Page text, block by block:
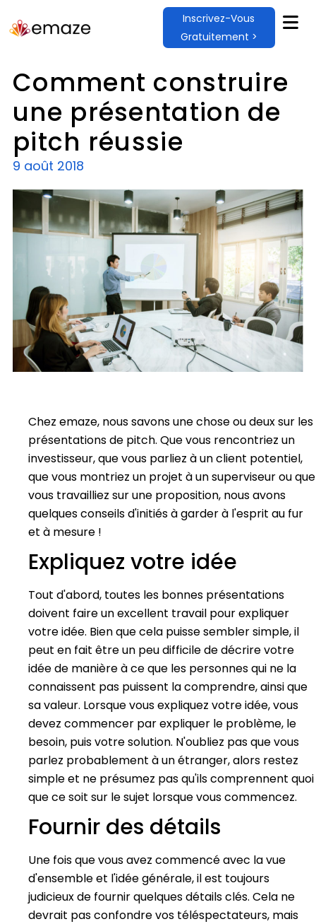
Inscrivez-Vous
Gratuitement >
Comment construire
une présentation de
pitch réussie
9 août 2018
Chez emaze, nous savons une chose ou deux sur les
présentations de pitch. Que vous rencontriez un
investisseur, que vous parliez à un client potentiel,
que vous montriez un projet à un superviseur ou que
vous travailliez sur une proposition, nous avons
quelques conseils d'initiés à garder à l'esprit au fur
et à mesure !
Expliquez votre idée
Tout d'abord, toutes les bonnes présentations
doivent faire un excellent travail pour expliquer
votre idée. Bien que cela puisse sembler simple, il
peut en fait être un peu difficile de décrire votre
idée de manière à ce que les personnes qui ne la
connaissent pas puissent la comprendre, ainsi que
sa valeur. Lorsque vous expliquez votre idée, vous
devez commencer par expliquer le problème, le
besoin, puis votre solution. N'oubliez pas que vous
parlez probablement à un étranger, alors restez
simple et ne présumez pas qu'ils comprennent quoi
que ce soit sur le sujet lorsque vous commencez.
Fournir des détails
Une fois que vous avez commencé avec la vue
d'ensemble et l'idée générale, il est toujours
judicieux de fournir quelques détails clés. Cela ne
devrait pas confondre vos téléspectateurs, mais